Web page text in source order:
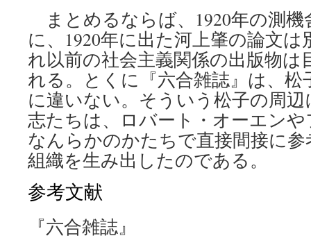
まとめるならば、1920年の測機
に、1920年に出た河上肇の論文
れ以前の社会主義関係の出版物
れる。とくに『六合雑誌』は、
に違いない。そういう松子の周
志たちは、ロバート・オーエン
なんらかのかたちで直接間接に
組織を生み出したのである。
参考文献
『六合雑誌』